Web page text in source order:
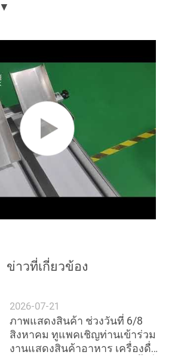
▼
ข่าวที่เกี่ยวข้อง
2026-07-21
ภาพแสดงสินค้า ช่วงวันที่ 6/8
สิงหาคม ทูแพคเชิญท่านเข้าร่วม
งานแสดงสินค้าอาหาร เครื่องดื่ม